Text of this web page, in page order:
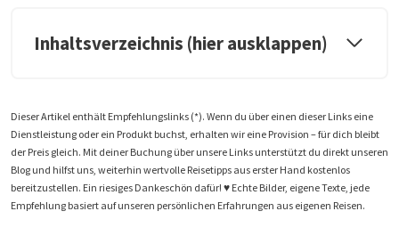
Inhaltsverzeichnis (hier ausklappen)
Dieser Artikel enthält Empfehlungslinks (*). Wenn du über einen dieser Links eine
Dienstleistung oder ein Produkt buchst, erhalten wir eine Provision – für dich bleibt
der Preis gleich. Mit deiner Buchung über unsere Links unterstützt du direkt unseren
Blog und hilfst uns, weiterhin wertvolle Reisetipps aus erster Hand kostenlos
bereitzustellen. Ein riesiges Dankeschön dafür! ♥️ Echte Bilder, eigene Texte, jede
Empfehlung basiert auf unseren persönlichen Erfahrungen aus eigenen Reisen.